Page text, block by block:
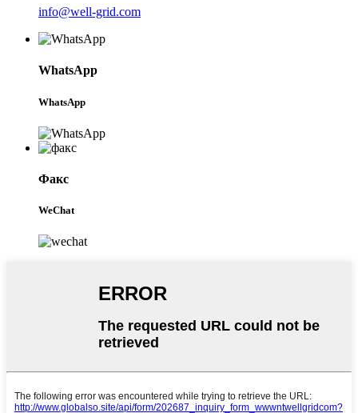
info@well-grid.com
WhatsApp
WhatsApp
Факс
WeChat